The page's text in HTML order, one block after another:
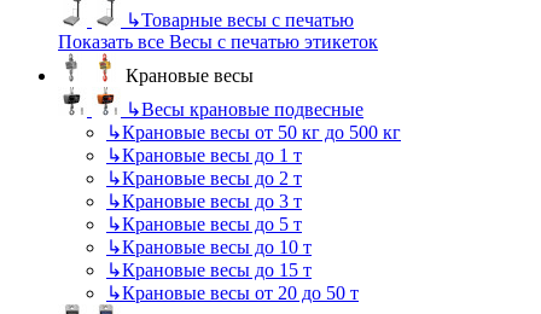
↳Товарные весы с печатью
Показать все Весы с печатью этикеток
Крановые весы
↳Весы крановые подвесные
↳Крановые весы от 50 кг до 500 кг
↳Крановые весы до 1 т
↳Крановые весы до 2 т
↳Крановые весы до 3 т
↳Крановые весы до 5 т
↳Крановые весы до 10 т
↳Крановые весы до 15 т
↳Крановые весы от 20 до 50 т